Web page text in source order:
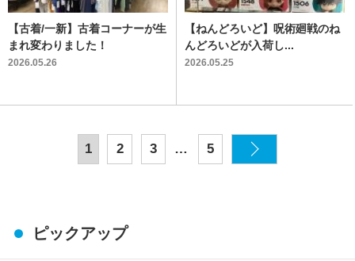
【古着/一新】古着コーナーが生
まれ変わりました！
2026.05.26
【ねんどろいど】呪術廻戦のね
んどろいどが入荷し...
2026.05.25
1 2 3 … 5
ピックアップ